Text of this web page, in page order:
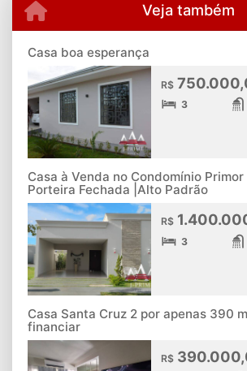
Veja também
Casa boa esperança
R$
3
Casa à Venda no Condomínio
Porteira Fechada |Alto Padrão
R$
3
Casa Santa Cruz 2 por apenas 390
financiar
R$